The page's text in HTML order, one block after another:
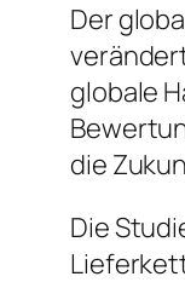
Der
globale
die
Die